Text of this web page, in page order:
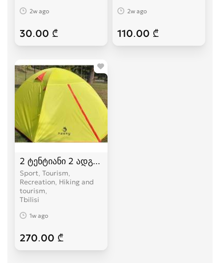
2w ago
30.00 ₾
2w ago
110.00 ₾
2 ტენტიანი 2 ადგილიანი HASKY karavi კარვები
Sport, Tourism,
Recreation, Hiking and
tourism
Tbilisi
1w ago
270.00 ₾